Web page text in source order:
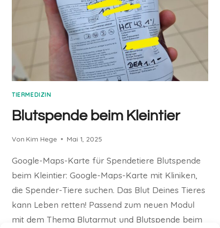
TIERMEDIZIN
Blutspende beim Kleintier
Von Kim Hege Mai 1, 2025
Google-Maps-Karte für Spendetiere Blutspende
beim Kleintier: Google-Maps-Karte mit Kliniken,
die Spender-Tiere suchen. Das Blut Deines Tieres
kann Leben retten! Passend zum neuen Modul
mit dem Thema Blutarmut und Blutspende beim